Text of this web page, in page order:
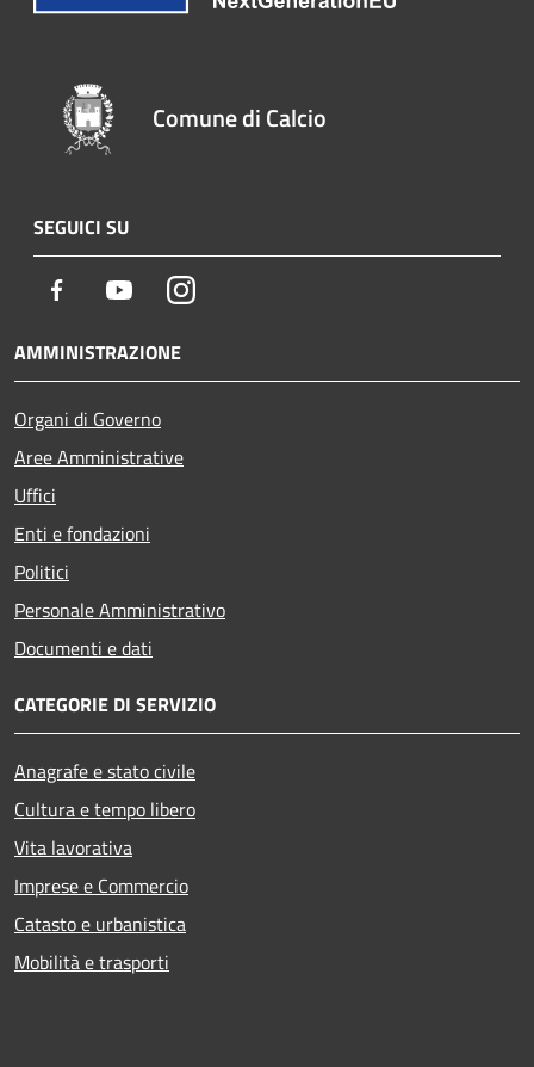
Comune di Calcio
SEGUICI SU
Facebook YoutubeInstagram
AMMINISTRAZIONE
Organi di Governo
Aree Amministrative
Uffici
Enti e fondazioni
Politici
Personale Amministrativo
Documenti e dati
CATEGORIE DI SERVIZIO
Anagrafe e stato civile
Cultura e tempo libero
Vita lavorativa
Imprese e Commercio
Catasto e urbanistica
Mobilità e trasporti